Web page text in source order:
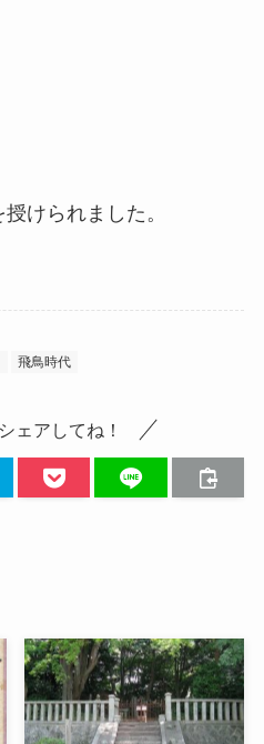
けられました。
飛鳥時代
ェアしてね！